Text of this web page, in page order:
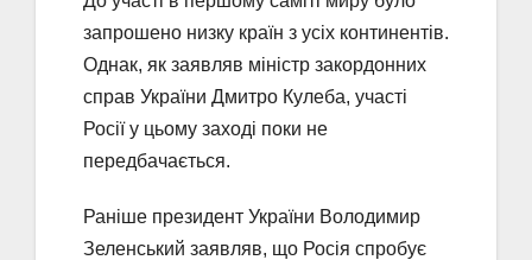
запрошено низку країн з усіх континентів.
Однак, як заявляв міністр закордонних
справ України Дмитро Кулеба, участі
Росії у цьому заході поки не
передбачається.
Раніше президент України Володимир
Зеленський заявляв, що Росія спробує